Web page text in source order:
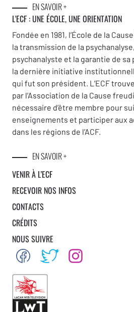
EN SAVOIR +
L'ECF : UNE ÉCOLE, UNE ORIENTATION
Fondée en 1981, l’École de la
la transmission de la
psychanalyste et la garantie de
la dernière initiative
qui fut son président. L’ECF
par l’Association de la Cause
nécessaire d’être membre pour
enseignements et participer aux
dans les régions de l’ACF.
EN SAVOIR +
VENIR À L’ECF
RECEVOIR NOS INFOS
CONTACTS
CRÉDITS
NOUS SUIVRE